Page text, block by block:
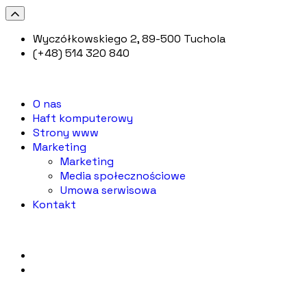
Wyczółkowskiego 2, 89-500 Tuchola
(+48) 514 320 840
O nas
Haft komputerowy
Strony www
Marketing
Marketing
Media społecznościowe
Umowa serwisowa
Kontakt